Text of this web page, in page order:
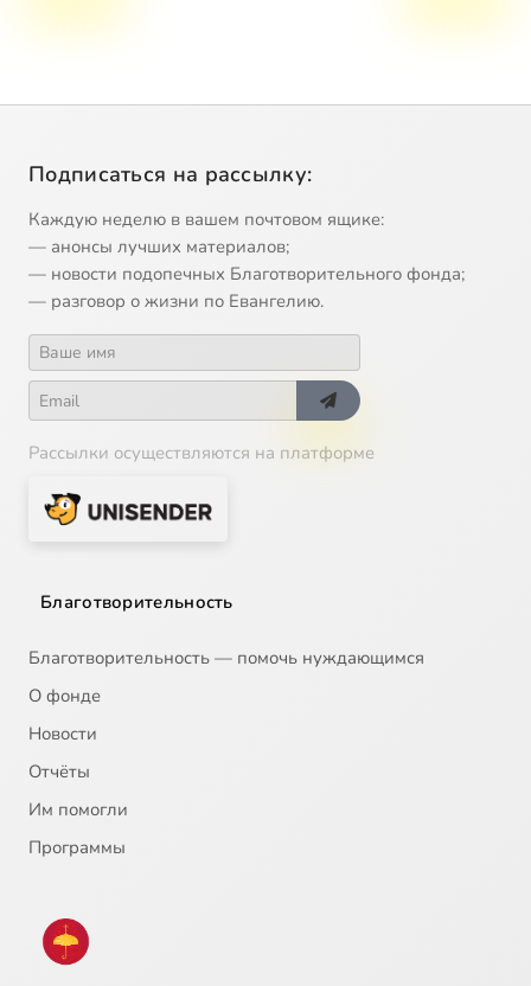
Подписаться на рассылку:
Каждую неделю в вашем почтовом ящике:
— анонсы лучших материалов;
— новости подопечных Благотворительного фонда;
— разговор о жизни по Евангелию.
Рассылки осуществляются на платформе
Благотворительность
Благотворительность — помочь нуждающимся
О фонде
Новости
Отчёты
Им помогли
Программы